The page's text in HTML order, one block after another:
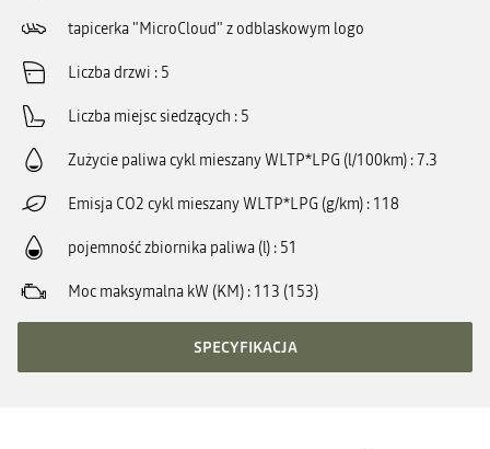
tapicerka "MicroCloud" z odblaskowym logo
Liczba drzwi 5
Liczba miejsc siedzących 5
Zużycie paliwa cykl mieszany WLTP*LPG (l/100km) 7.3
Emisja CO2 cykl mieszany WLTP*LPG (g/km) 118
pojemność zbiornika paliwa (l) 51
Moc maksymalna kW (KM) 113 (153)
SPECYFIKACJA